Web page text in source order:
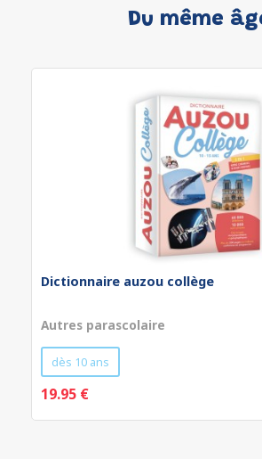
Du même
Dictionnaire auzou collège
Autres parascolaire
dès 10 ans
19.95 €